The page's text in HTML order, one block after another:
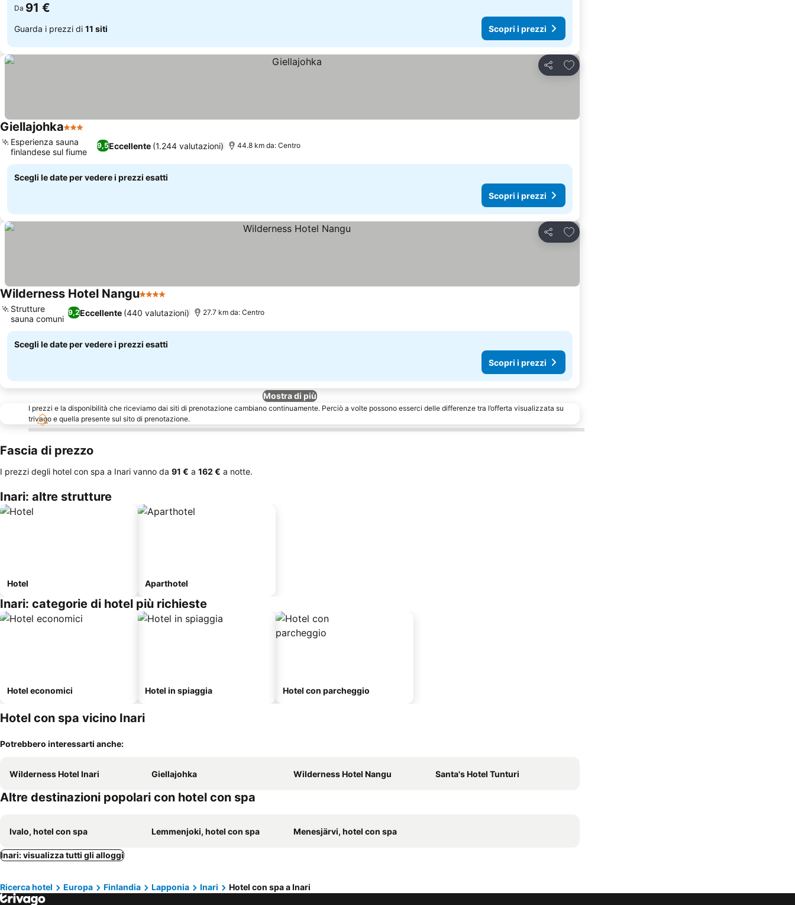
Da 91 €
Guarda i prezzi di 11 siti Scopri i prezzi
Condividi
Aggiungi ai preferiti
Giellajohka3 Stelle
9,5Eccellente (1.244 valutazioni)
Esperienza sauna
finlandese sul fiume
44.8 km da: Centro
Scegli le date per vedere i prezzi esatti
Scopri i prezzi
Condividi
Aggiungi ai preferiti
Wilderness Hotel Nangu4 Stelle
9,2Eccellente (440 valutazioni)
Strutture
sauna comuni
27.7 km da: Centro
Scegli le date per vedere i prezzi esatti
Scopri i prezzi
Mostra di più
I prezzi e la disponibilità che riceviamo dai siti di prenotazione cambiano continuamente. Perciò a volte possono esserci delle differenze tra l’offerta visualizzata su
trivago e quella presente sul sito di prenotazione.
Fascia di prezzo
I prezzi degli hotel con spa a Inari vanno da ‎91 € a ‎162 € a notte.
Inari: altre strutture
Hotel Aparthotel
Inari: categorie di hotel più richieste
Hotel economici Hotel in spiaggia Hotel con parcheggio
Hotel con spa vicino Inari
Potrebbero interessarti anche:
Wilderness Hotel Inari Giellajohka Wilderness Hotel Nangu Santa's Hotel Tunturi
Altre destinazioni popolari con hotel con spa
Ivalo, hotel con spa Lemmenjoki, hotel con spa Menesjärvi, hotel con spa
Inari: visualizza tutti gli alloggi
Ricerca hotel Europa Finlandia Lapponia Inari Hotel con spa a Inari